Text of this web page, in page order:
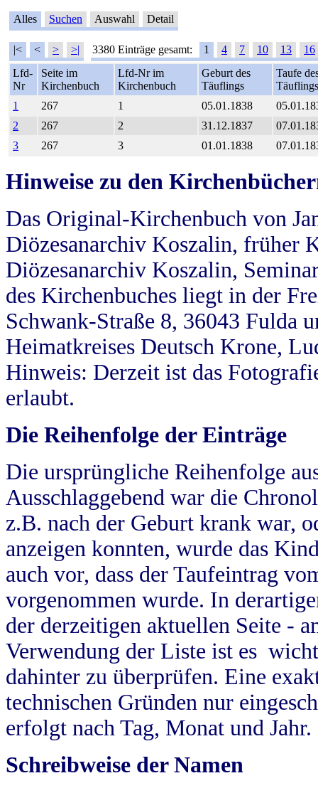
Alles Suchen Auswahl Detail
|< < > >| 3380 Einträge gesamt: 1 4 7 10 13
16
Lfd-
Nr
Seite im
Kirchenbuch
Lfd-Nr im
Kirchenbuch
Geburt des
Täuflings
Taufe
Täuflings
1
267 1 05.01.1838
2
267 2 31.12.1837
3
267 3 01.01.1838
Hinweise zu den
Das Original-Kirchenbuch von
Diözesanarchiv Koszalin, früher
Diözesanarchiv Koszalin,
des Kirchenbuches liegt in der
Schwank-Straße 8, 36043 Fulda
Heimatkreises Deutsch Krone,
Hinweis: Derzeit ist das
erlaubt.
Die Reihenfolge der Einträge
Die ursprüngliche Reihenfolge
Ausschlaggebend war die
z.B. nach der Geburt krank war,
anzeigen konnten, wurde das
auch vor, dass der Taufeintrag
vorgenommen wurde. In
der derzeitigen aktuellen Seite -
Verwendung der Liste ist es
dahinter zu überprüfen. Eine
technischen Gründen nur
erfolgt nach Tag, Monat und Jahr.
Schreibweise der Namen